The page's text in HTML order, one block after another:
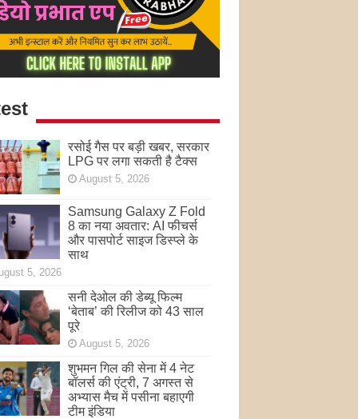
रसोई गैस पर बड़ी खबर, सरकार
LPG पर लगा सकती है टैक्स
August 5, 2026
Samsung Galaxy Z Fold
8 का नया अवतार: AI फीचर्स
और पासपोर्ट साइज डिस्प्ले के
साथ
5, 2026
सनी देओल की डेब्यू फिल्म
‘बेताब’ की रिलीज को 43 साल
पूरे
August 5, 2026
शुभमन गिल की सेना में 4 नेट
बॉलर्स की एंट्री, 7 अगस्त से
अभ्यास मैच में पसीना बहाएगी
टीम इंडिया